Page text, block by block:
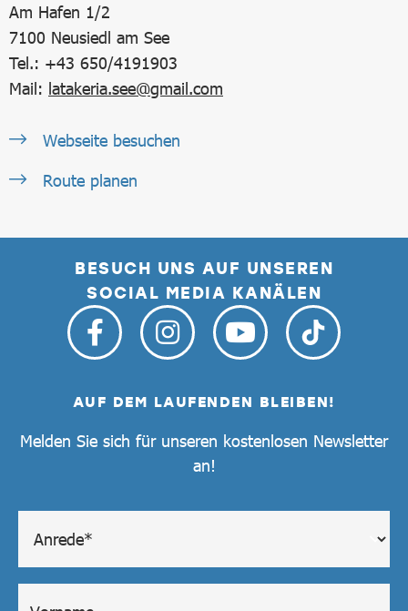
Am Hafen 1/2
7100 Neusiedl am See
Tel.: +43 650/4191903
Mail: latakeria.see@gmail.com
Webseite besuchen
Route planen
BESUCH UNS AUF UNSEREN
SOCIAL MEDIA KANÄLEN
AUF DEM LAUFENDEN BLEIBEN!
Melden Sie sich für unseren kostenlosen Newsletter
an!